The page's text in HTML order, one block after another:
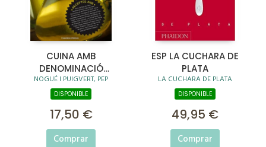
CUINA AMB
DENOMINACIÓ
D'ORIGEN
NOGUÉ I PUIGVERT, PEP
DISPONIBLE
17,50 €
Comprar
ESP LA CUCHARA DE
PLATA
LA CUCHARA DE PLATA
DISPONIBLE
49,95 €
Comprar